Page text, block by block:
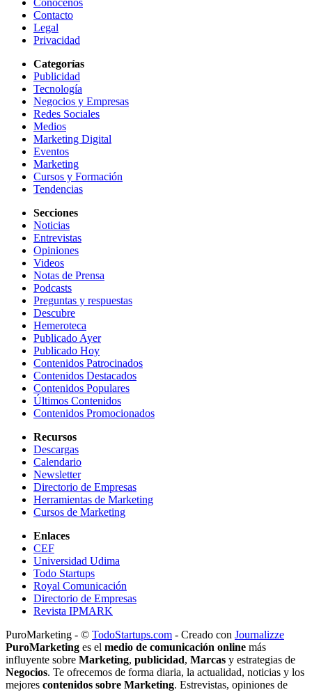
Conócenos
Contacto
Legal
Privacidad
Categorías
Publicidad
Tecnología
Negocios y Empresas
Redes Sociales
Medios
Marketing Digital
Eventos
Marketing
Cursos y Formación
Tendencias
Secciones
Noticias
Entrevistas
Opiniones
Videos
Notas de Prensa
Podcasts
Preguntas y respuestas
Descubre
Hemeroteca
Publicado Ayer
Publicado Hoy
Contenidos Patrocinados
Contenidos Destacados
Contenidos Populares
Últimos Contenidos
Contenidos Promocionados
Recursos
Descargas
Calendario
Newsletter
Directorio de Empresas
Herramientas de Marketing
Cursos de Marketing
Enlaces
CEF
Universidad Udima
Todo Startups
Royal Comunicación
Directorio de Empresas
Revista IPMARK
PuroMarketing - © TodoStartups.com - Creado con Journalizze
PuroMarketing es el medio de comunicación online más
influyente sobre Marketing, publicidad, Marcas y estrategias de
Negocios. Te ofrecemos de forma diaria, la actualidad, noticias y los
mejores contenidos sobre Marketing. Estrevistas, opiniones de